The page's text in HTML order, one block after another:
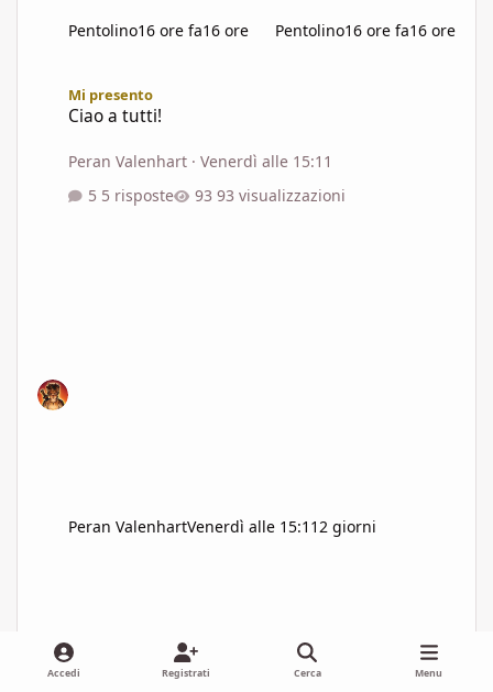
Pentolino16 ore fa16 ore Pentolino16 ore fa16 ore
Mi presento
Ciao a tutti!
Peran Valenhart ·Venerdì alle 15:11
5 risposte
93 visualizzazioni
Peran ValenhartVenerdì alle 15:112 giorni
Accedi Registrati Cerca Menu